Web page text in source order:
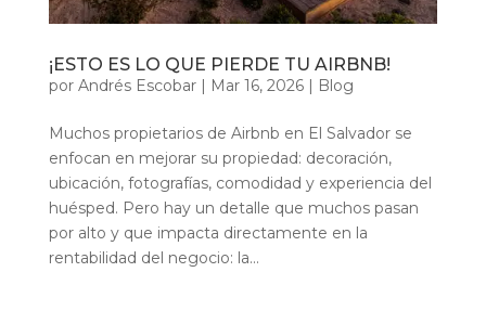
¡ESTO ES LO QUE PIERDE TU AIRBNB!
por Andrés Escobar| Mar 16, 2026| Blog
Muchos propietarios de Airbnb en El Salvador se
enfocan en mejorar su propiedad: decoración,
ubicación, fotografías, comodidad y experiencia del
huésped. Pero hay un detalle que muchos pasan
por alto y que impacta directamente en la
rentabilidad del negocio: la...